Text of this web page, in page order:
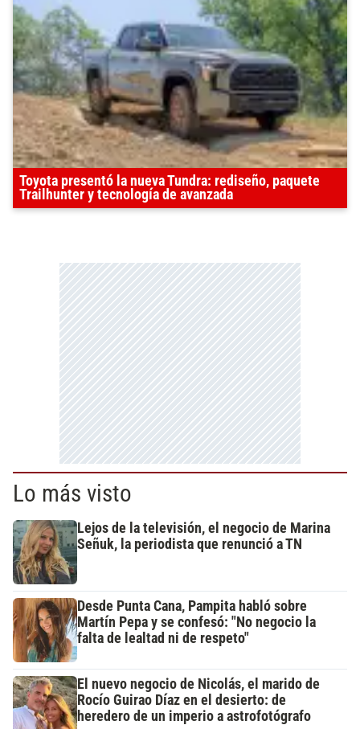
Toyota presentó la nueva Tundra: rediseño, paquete
Trailhunter y tecnología de avanzada
Lo más visto
Lejos de la televisión, el negocio de Marina
Señuk, la periodista que renunció a TN
Desde Punta Cana, Pampita habló sobre
Martín Pepa y se confesó: "No negocio la
falta de lealtad ni de respeto"
El nuevo negocio de Nicolás, el marido de
Rocío Guirao Díaz en el desierto: de
heredero de un imperio a astrofotógrafo